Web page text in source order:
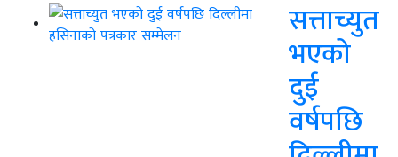
सत्ताच्युत
भएको
दुई
वर्षपछि